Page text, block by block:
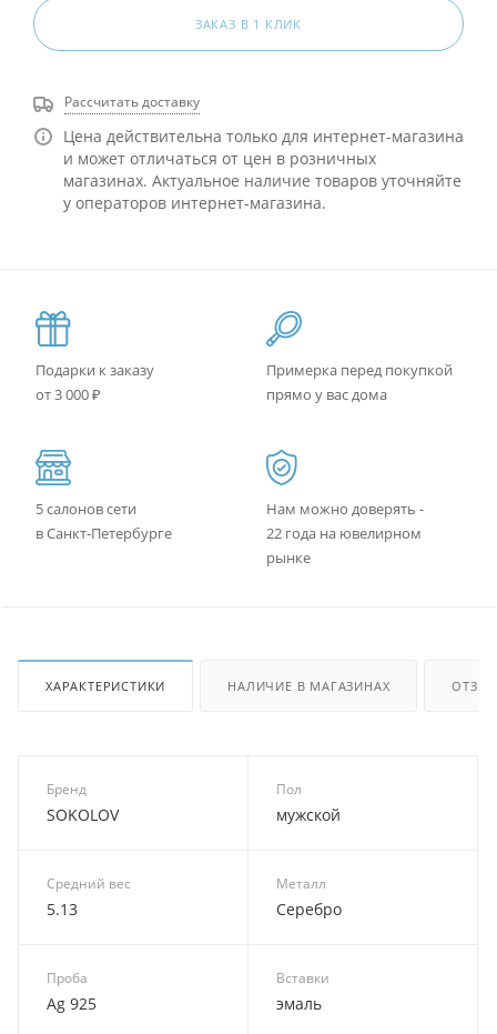
ЗАКАЗ В 1 КЛИК
Рассчитать доставку
Цена действительна только для интернет-магазина
и может отличаться от цен в розничных
магазинах. Актуальное наличие товаров уточняйте
у операторов интернет-магазина.
Подарки к заказу
от 3 000 ₽
Примерка перед покупкой
прямо у вас дома
5 салонов сети
в Санкт-Петербурге
Нам можно доверять -
22 года на ювелирном
рынке
ХАРАКТЕРИСТИКИ НАЛИЧИЕ В МАГАЗИНАХ
Бренд
SOKOLOV
Пол
мужской
Средний вес
5.13
Металл
Серебро
Проба
Ag 925
Вставки
эмаль